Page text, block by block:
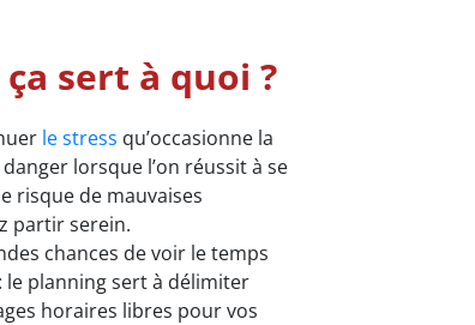
sert à quoi ?
le stress qu’occasionne la
lorsque l’on réussit à se
risque de mauvaises
partir serein.
chances de voir le temps
le planning sert à délimiter
horaires libres pour vos